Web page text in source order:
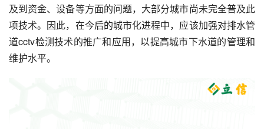
及到资金、设备等方面的问题，大部分城市尚未完全普及此
项技术。因此，在今后的城市化进程中，应该加强对排水管
道cctv检测技术的推广和应用，以提高城市下水道的管理和
维护水平。